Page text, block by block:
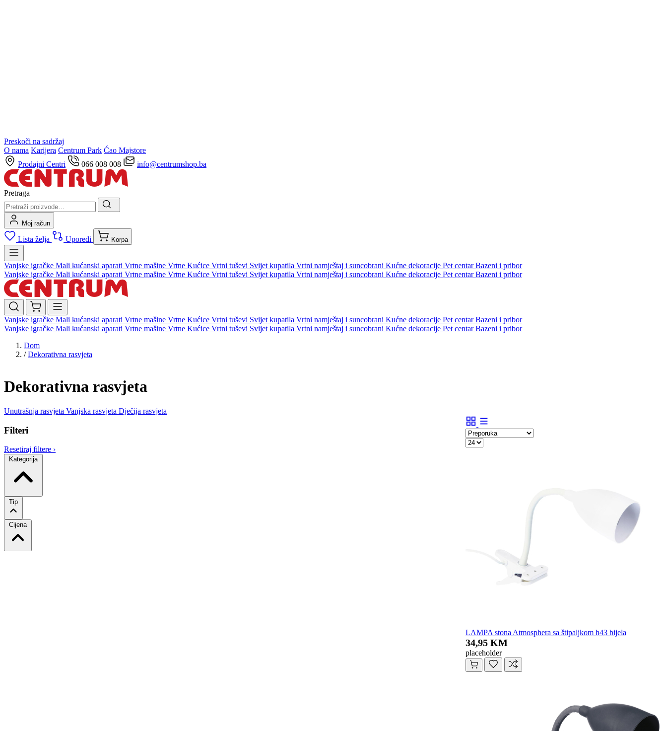
Preskoči na sadržaj
O nama Karijera Centrum Park Ćao Majstore
Prodajni Centri
066 008 008 info@centrumshop.ba
Pretraga
Moj račun
Lista želja Uporedi Korpa
Vanjske igračke Mali kućanski aparati Vrtne mašine Vrtne Kućice Vrtni tuševi Svijet kupatila Vrtni namještaj i suncobrani Kućne dekoracije Pet centarBazeni i pribor
Vanjske igračke Mali kućanski aparati Vrtne mašine Vrtne Kućice Vrtni tuševi Svijet kupatila Vrtni namještaj i suncobrani Kućne dekoracije Pet centarBazeni i pribor
Vanjske igračke Mali kućanski aparati Vrtne mašine Vrtne Kućice Vrtni tuševi Svijet kupatila Vrtni namještaj i suncobrani Kućne dekoracije Pet centarBazeni i pribor
Vanjske igračke Mali kućanski aparati Vrtne mašine Vrtne Kućice Vrtni tuševi Svijet kupatila Vrtni namještaj i suncobrani Kućne dekoracije Pet centarBazeni i pribor
Dom
/ Dekorativna rasvjeta
Dekorativna rasvjeta
Unutrašnja rasvjeta Vanjska rasvjeta Dječija rasvjeta
Filteri
Resetiraj filtere ›
Kategorija
Tip
Cijena
LAMPA stona Atmosphera sa štipaljkom h43 bijela
34,95 KM
placeholder